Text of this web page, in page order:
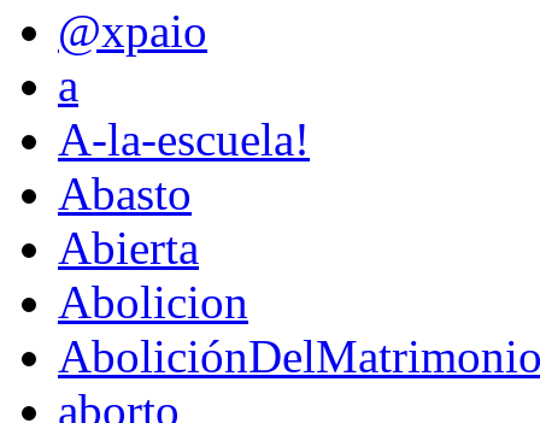
@xpaio
a
A-la-escuela!
Abasto
Abierta
Abolicion
aborto